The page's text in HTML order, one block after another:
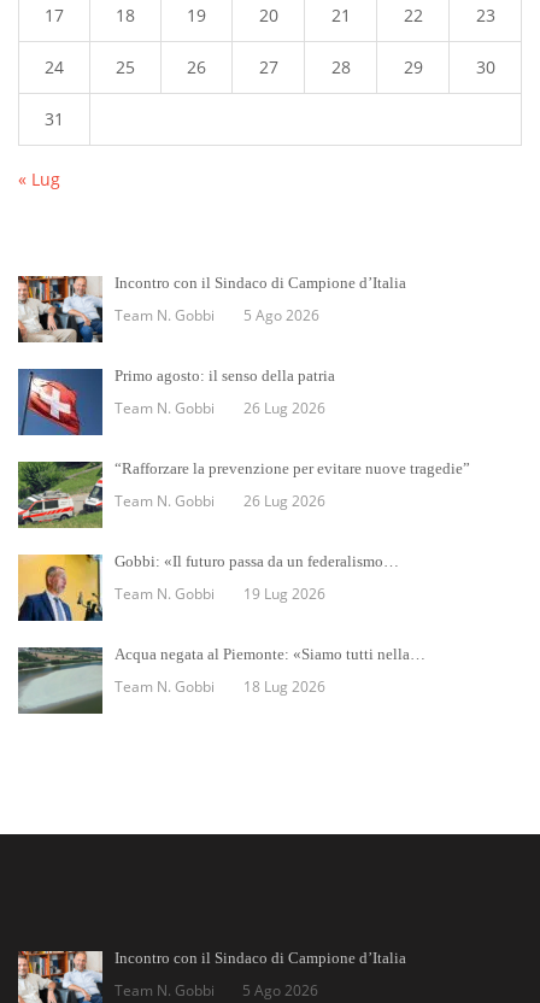
17 18 19 20 21 22 23
24 25 26 27 28 29 30
31
« Lug
Incontro con il Sindaco di Campione d’Italia
Team N. Gobbi 5 Ago 2026
Primo agosto: il senso della patria
Team N. Gobbi 26 Lug 2026
“Rafforzare la prevenzione per evitare nuove tragedie”
Team N. Gobbi 26 Lug 2026
Gobbi: «Il futuro passa da un federalismo…
Team N. Gobbi 19 Lug 2026
Acqua negata al Piemonte: «Siamo tutti nella…
Team N. Gobbi 18 Lug 2026
Incontro con il Sindaco di Campione d’Italia
Team N. Gobbi 5 Ago 2026